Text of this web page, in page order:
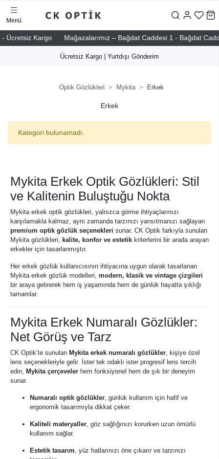
Kargo Mağazalarımız – Bağdat Caddesi 1 - Bağdat
Menü
Ücretsiz Kargo | Yurtdışı Gönderim
Optik Gözlükleri Mykita Erkek
Erkek
Kategori bulunamadı.
Mykita Erkek Optik Gözlükleri: Stil
ve Kalitenin Buluştuğu Nokta
Mykita erkek optik gözlükleri, yalnızca görme ihtiyaçlarınızı
karşılamakla kalmaz, aynı zamanda tarzınızı yansıtmanızı sağlayan
premium optik gözlük seçenekleri sunar. CK Optik farkıyla sunulan
Mykita gözlükleri, kalite, konfor ve estetik kriterlerini bir arada arayan
erkekler için tasarlanmıştır.
Her erkek gözlük kullanıcısının ihtiyacına uygun olarak tasarlanan
Mykita erkek gözlük modelleri, modern, klasik ve vintage çizgileri
bir araya getirerek hem iş yaşamında hem de günlük hayatta şıklığı
tamamlar.
Mykita Erkek Numaralı Gözlükler:
Net Görüş ve Tarz
CK Optik’te sunulan Mykita erkek numaralı gözlükler, kişiye özel
lens seçenekleriyle gelir. İster tek odaklı ister progresif lens tercih
edin, Mykita çerçeveler hem fonksiyonel hem de şık bir deneyim
sunar.
Numaralı optik gözlükler, günlük kullanım için hafif ve
ergonomik tasarımıyla dikkat çeker.
Kaliteli materyaller, göz sağlığınızı korurken uzun ömürlü
kullanım sağlar.
Estetik tasarım, yüz hatlarınızı öne çıkarır ve tarzınızı